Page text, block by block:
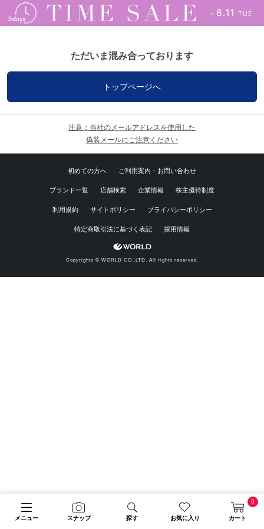
メニュー スナップ 探す お気に入り カート
0
ただいま混み合っております
トップページへ
注意：当社のメールアドレスを使用した
偽装メールにご注意ください
初めての方へ ご利用案内・お問い合わせ
ブランド一覧 店舗検索 企業情報 株主優待制度
利用規約 サイトポリシー プライバシーポリシー
特定商取引法に基づく表記 採用情報
Copyrights © WORLD CO.,LTD. All rights reserved.